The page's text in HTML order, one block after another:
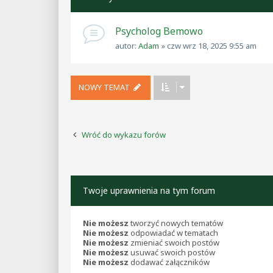
Psycholog Bemowo
autor: Adam »czw wrz 18, 2025 9:55 am
NOWY TEMAT
Wróć do wykazu forów
Twoje uprawnienia na tym forum
Nie możesz tworzyć nowych tematów
Nie możesz odpowiadać w tematach
Nie możesz zmieniać swoich postów
Nie możesz usuwać swoich postów
Nie możesz dodawać załączników